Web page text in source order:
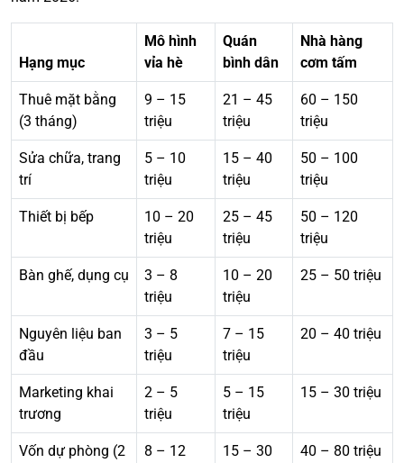
Hạng mục
Mô hình
vỉa hè
Quán
bình dân
Nhà hàng
cơm tấm
Thuê mặt bằng
(3 tháng)
9 – 15
triệu
21 – 45
triệu
60 – 150
triệu
Sửa chữa, trang
trí
5 – 10
triệu
15 – 40
triệu
50 – 100
triệu
Thiết bị bếp
10 – 20
triệu
25 – 45
triệu
50 – 120
triệu
Bàn ghế, dụng cụ
3 – 8
triệu
10 – 20
triệu
25 – 50 triệu
Nguyên liệu ban
đầu
3 – 5
triệu
7 – 15
triệu
20 – 40 triệu
Marketing khai
trương
2 – 5
triệu
5 – 15
triệu
15 – 30 triệu
Vốn dự phòng (2
8 – 12
15 – 30
40 – 80 triệu